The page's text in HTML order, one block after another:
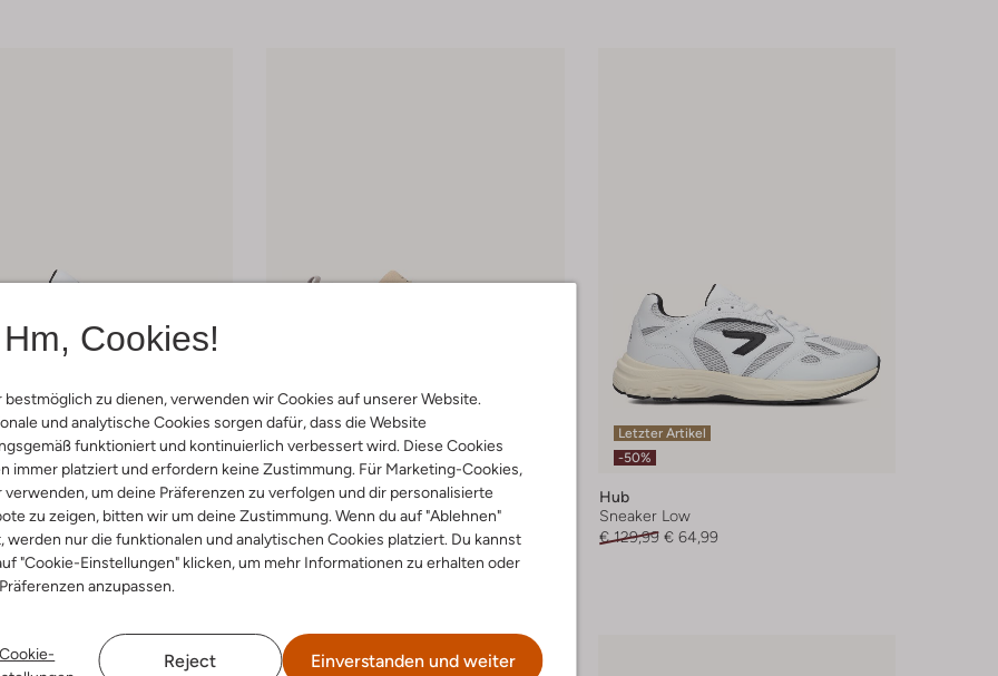
Hm, Cookies!
bestmöglich zu dienen, verwenden wir Cookies auf unserer Website.
und analytische Cookies sorgen dafür, dass die Website
funktioniert und kontinuierlich verbessert wird. Diese Cookies
immer platziert und erfordern keine Zustimmung. Für Marketing-Cookies,
verwenden, um deine Präferenzen zu verfolgen und dir personalisierte
zu zeigen, bitten wir um deine Zustimmung. Wenn du auf "Ablehnen"
werden nur die funktionalen und analytischen Cookies platziert. Du kannst
"Cookie-Einstellungen" klicken, um mehr Informationen zu erhalten oder
anzupassen.
Cookie-
Reject Einverstanden und weiter
€ 64,99
Letzte Größen
Hub
Sneaker Low
€ 129,99 € 64,99
Letzter Artikel
-50%
Hub
Sneaker Low
€ 129,99 € 64,99